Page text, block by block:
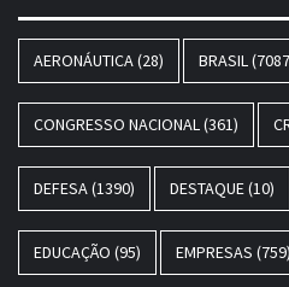
AERONÁUTICA(28) BRASIL
CONGRESSO NACIONAL(361)
DEFESA(1390) DESTAQUE(10)
EDUCAÇÃO (95) EMPRESAS (759)